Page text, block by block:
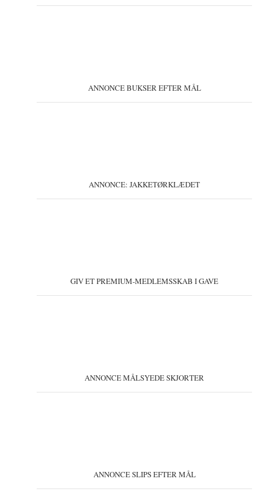
ANNONCE BUKSER EFTER MÅL
ANNONCE: JAKKETØRKLÆDET
GIV ET PREMIUM-MEDLEMSSKAB I GAVE
ANNONCE MÅLSYEDE SKJORTER
ANNONCE SLIPS EFTER MÅL